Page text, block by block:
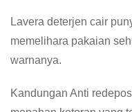
Lavera deterjen cair
memelihara pakaian
warnanya.
Kandungan Anti